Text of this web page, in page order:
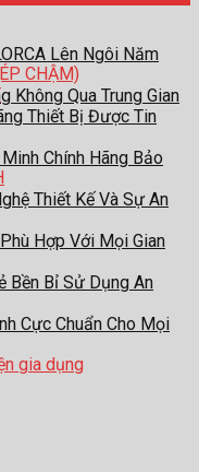
CHẬM)
gia dụng
Lên Ngôi Năm
Không Qua Trung Gian
Thiết Bị Được Tin
Chính Hãng Bảo
Thiết Kế Và Sự An
Hợp Với Mọi Gian
Bền Bỉ Sử Dụng An
Cực Chuẩn Cho Mọi